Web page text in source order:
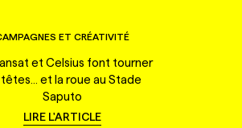
ET CRÉATIVITÉ
et Celsius font tourner
et la roue au Stade
Saputo
LIRE L'ARTICLE